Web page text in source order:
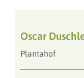
Oscar
Plantahof